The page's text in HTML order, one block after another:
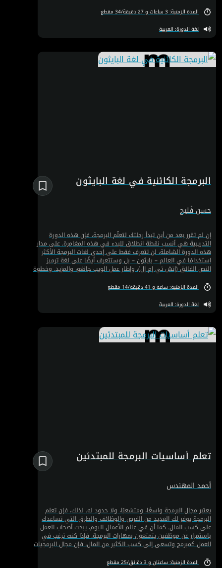
بأساسيات C ++ وكيفية استخدامها في إنشاء البرامج الاحترافية.
المدة الزمنية: 3 ساعات و 27 دقيقة/34 مقطع
لغة الدورة: العربية
البرمجة الكائنية في لغة البايثون
حسن فُليح
إن لم تقرر بعد من أين تبدأ رحلتك لتعلّم البرمجة، فإن هذه الدورة
التدريبية هي أنسب نقطة انطلاق للبدء في هذه المغامرة. على مدار
هذه الدورة الشاملة، لن تتعرف فقط على إحدى لغات البرمجة الأكثر
استخدامًا في العالم – بايثون – بل وستتعرف أيضًا على لغة ترميز
النص الفائق (إتش تي إم إل)، وإطار عمل الويب جانغو، والمزيد. وخطوة
الدوال المختلفة، واستكشاف ماهية البرمجة كائنية التوجه. كل هذا
وأكثر على بعد خطوة واحدة منك، فهيّا ابدأ التعلّم الآن!
المدة الزمنية: ساعة و 41 دقيقة/14 مقطع
لغة الدورة: العربية
تعلم أساسيات البرمجة للمبتدئين
أحمد المهندس
يعتبر مجال البرمجة واسعًا، ومتشعبًا، ولا حدود له. لذلك، فإن تعلم
البرمجة يوفر لك العديد من الفرص والوظائف والطرق التي تساعدك
على كسب المال. كما أن في عالم الأعمال اليوم، يبحث أصحاب العمل
باستمرار عن موظفين يتمتعون بمهارات البرمجة. فإذا كنت ترغب في
العمل كمبرمج وتسعى إلى كسب الكثير من المال، فإن مجال البرمجيات
هذه الدورة التدريبية، ستتعلم البرمجة والأكواد لتنفيذ مشاريع مختلفة
المدة الزمنية: ساعتان و 3 دقائق/25 مقطع